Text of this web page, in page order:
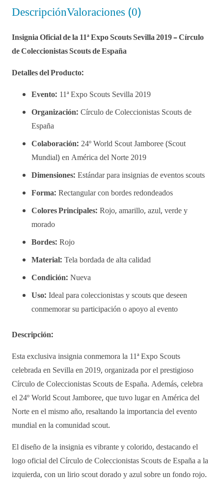
Scouts
2019
cantidad
DescripciónValoraciones (0)
Insignia Oficial de la 11ª Expo Scouts Sevilla 2019 – Círculo
de Coleccionistas Scouts de España
Detalles del Producto:
Evento: 11ª Expo Scouts Sevilla 2019
Organización: Círculo de Coleccionistas Scouts de
España
Colaboración: 24º World Scout Jamboree (Scout
Mundial) en América del Norte 2019
Dimensiones: Estándar para insignias de eventos scouts
Forma: Rectangular con bordes redondeados
Colores Principales: Rojo, amarillo, azul, verde y
morado
Bordes: Rojo
Material: Tela bordada de alta calidad
Condición: Nueva
Uso: Ideal para coleccionistas y scouts que deseen
conmemorar su participación o apoyo al evento
Descripción:
Esta exclusiva insignia conmemora la 11ª Expo Scouts
celebrada en Sevilla en 2019, organizada por el prestigioso
Círculo de Coleccionistas Scouts de España. Además, celebra
el 24º World Scout Jamboree, que tuvo lugar en América del
Norte en el mismo año, resaltando la importancia del evento
mundial en la comunidad scout.
El diseño de la insignia es vibrante y colorido, destacando el
logo oficial del Círculo de Coleccionistas Scouts de España a la
izquierda, con un lirio scout dorado y azul sobre un fondo rojo.